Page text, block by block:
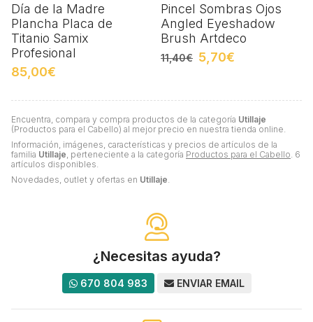
Encuentra, compara y compra productos de la categoría Utillaje
(Productos para el Cabello) al mejor precio en nuestra tienda online.
Información, imágenes, características y precios de artículos de la
familia Utillaje , perteneciente a la categoría Productos para el Cabello . 6
artículos disponibles.
Novedades, outlet y ofertas en Utillaje
Día de la Madre
Plancha Placa de
Titanio Samix
Profesional
85,00€
Pincel Sombras Ojos
Angled Eyeshadow
Brush Artdeco
11,40€ 5,70€
¿Necesitas ayuda?
670 804 983 ENVIAR EMAIL